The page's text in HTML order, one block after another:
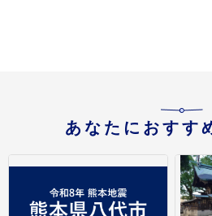
あなたにおすす